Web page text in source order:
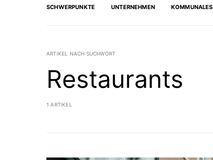
SCHWERPUNKTE UNTERNEHMEN KOMMUNALES
ARTIKEL NACH SUCHWORT
Restaurants
1 ARTIKEL